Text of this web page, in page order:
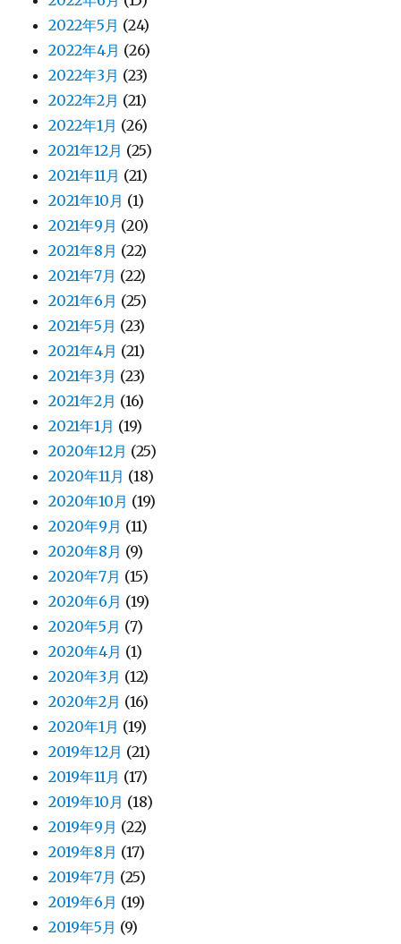
2022年5月 (24)
2022年4月 (26)
2022年3月 (23)
2022年2月 (21)
2022年1月 (26)
2021年12月 (25)
2021年11月 (21)
2021年10月 (1)
2021年9月 (20)
2021年8月 (22)
2021年7月 (22)
2021年6月 (25)
2021年5月 (23)
2021年4月 (21)
2021年3月 (23)
2021年2月 (16)
2021年1月 (19)
2020年12月 (25)
2020年11月 (18)
2020年10月 (19)
2020年9月 (11)
2020年8月 (9)
2020年7月 (15)
2020年6月 (19)
2020年5月 (7)
2020年4月 (1)
2020年3月 (12)
2020年2月 (16)
2020年1月 (19)
2019年12月 (21)
2019年11月 (17)
2019年10月 (18)
2019年9月 (22)
2019年8月 (17)
2019年7月 (25)
2019年6月 (19)
2019年5月 (9)